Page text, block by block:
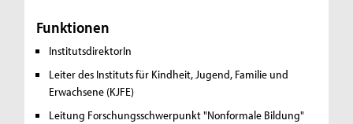
Funktionen
InstitutsdirektorIn
Leiter des Instituts für Kindheit, Jugend, Familie und
Erwachsene (KJFE)
Leitung Forschungsschwerpunkt "Nonformale Bildung"